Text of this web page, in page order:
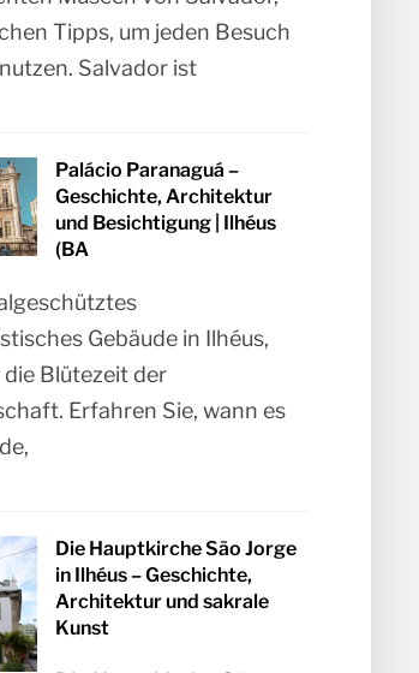
Tipps, um jeden Besuch
Salvador ist
Palácio Paranaguá –
Geschichte, Architektur
und Besichtigung | Ilhéus
(BA
Gebäude in Ilhéus,
Blütezeit der
Erfahren Sie, wann es
Die Hauptkirche São Jorge
in Ilhéus – Geschichte,
Architektur und sakrale
Kunst